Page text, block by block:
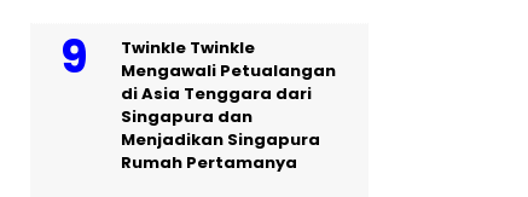
Twinkle Twinkle
Mengawali Petualangan
di Asia Tenggara dari
Singapura dan
Menjadikan Singapura
Rumah Pertamanya